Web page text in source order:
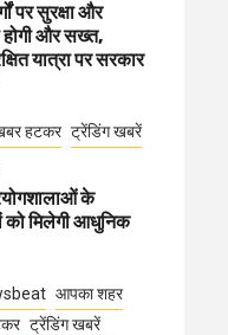
पर सुरक्षा और
होगी और सख्त,
यात्रा पर सरकार
हटकर ट्रेंडिंग खबरें
के
को मिलेगी आधुनिक
आपका शहर
ट्रेंडिंग खबरें